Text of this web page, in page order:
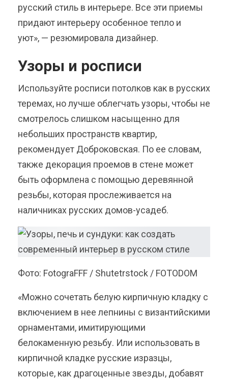
русский стиль в интерьере. Все эти приемы
придают интерьеру особенное тепло и
уют», — резюмировала дизайнер.
Узоры и росписи
Используйте росписи потолков как в русских
теремах, но лучше облегчать узоры, чтобы не
смотрелось слишком насыщенно для
небольших пространств квартир,
рекомендует Доброковская. По ее словам,
также декорация проемов в стене может
быть оформлена с помощью деревянной
резьбы, которая прослеживается на
наличниках русских домов-усадеб.
Фото: FotograFFF / Shutetrstock / FOTODOM
«Можно сочетать белую кирпичную кладку с
включением в нее лепнины с византийскими
орнаментами, имитирующими
белокаменную резьбу. Или использовать в
кирпичной кладке русские изразцы,
которые, как драгоценные звезды, добавят